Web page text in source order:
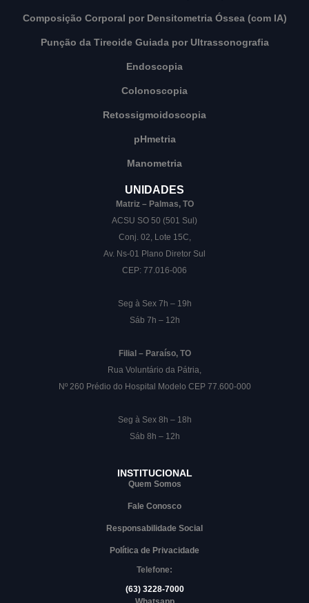
Composição Corporal por Densitometria Óssea (com IA)
Punção da Tireoide Guiada por Ultrassonografia
Endoscopia
Colonoscopia
Retossigmoidoscopia
pHmetria
Manometria
UNIDADES
Matriz – Palmas, TO
ACSU SO 50 (501 Sul)
Conj. 02, Lote 15C,
Av. Ns-01 Plano Diretor Sul
CEP: 77.016-006
Seg à Sex 7h – 19h
Sáb 7h – 12h
Filial – Paraíso, TO
Rua Voluntário da Pátria,
Nº 260 Prédio do Hospital Modelo CEP 77.600-000
Seg à Sex 8h – 18h
Sáb 8h – 12h
INSTITUCIONAL
Quem Somos
Fale Conosco
Responsabilidade Social
Política de Privacidade
Telefone:
(63) 3228-7000